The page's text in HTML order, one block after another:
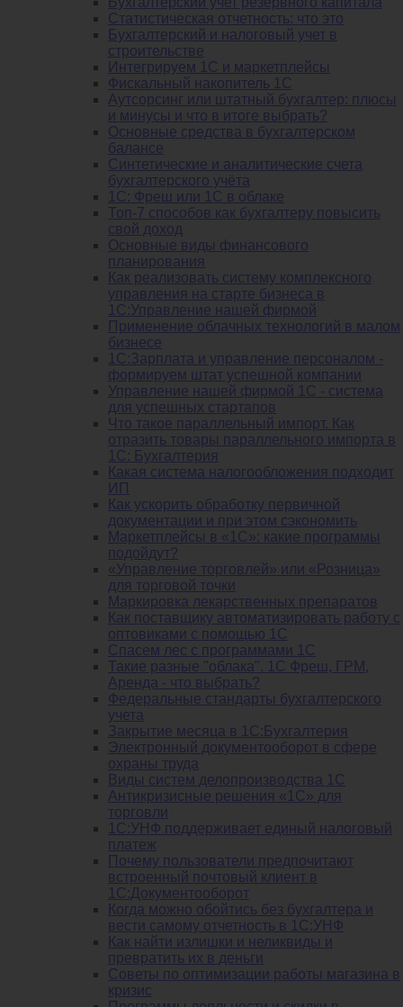
Статистическая отчетность: что это
Бухгалтерский и налоговый учет в
строительстве
Интегрируем 1С и маркетплейсы
Фискальный накопитель 1С
Аутсорсинг или штатный бухгалтер: плюсы
и минусы и что в итоге выбрать?
Основные средства в бухгалтерском
балансе
Синтетические и аналитические счета
бухгалтерского учёта
1C: Фреш или 1С в облаке
Топ-7 способов как бухгалтеру повысить
свой доход
Основные виды финансового
планирования
Как реализовать систему комплексного
управления на старте бизнеса в
1С:Управление нашей фирмой
Применение облачных технологий в малом
бизнесе
1C:Зарплата и управление персоналом -
формируем штат успешной компании
Управление нашей фирмой 1C - система
для успешных стартапов
Что такое параллельный импорт. Как
отразить товары параллельного импорта в
1С: Бухгалтерия
Какая система налогообложения подходит
ИП
Как ускорить обработку первичной
документации и при этом сэкономить
Маркетплейсы в «1С»: какие программы
подойдут?
«Управление торговлей» или «Розница»
для торговой точки
Маркировка лекарственных препаратов
Как поставщику автоматизировать работу с
оптовиками с помощью 1С
Спасем лес с программами 1С
Такие разные "облака". 1С Фреш, ГРМ,
Аренда - что выбрать?
Федеральные стандарты бухгалтерского
учета
Закрытие месяца в 1С:Бухгалтерия
Электронный документооборот в сфере
охраны труда
Виды систем делопроизводства 1C
Антикризисные решения «1С» для
торговли
1С:УНФ поддерживает единый налоговый
платеж
Почему пользователи предпочитают
встроенный почтовый клиент в
1С:Документооборот
Когда можно обойтись без бухгалтера и
вести самому отчетность в 1С:УНФ
Как найти излишки и неликвиды и
превратить их в деньги
Советы по оптимизации работы магазина в
кризис